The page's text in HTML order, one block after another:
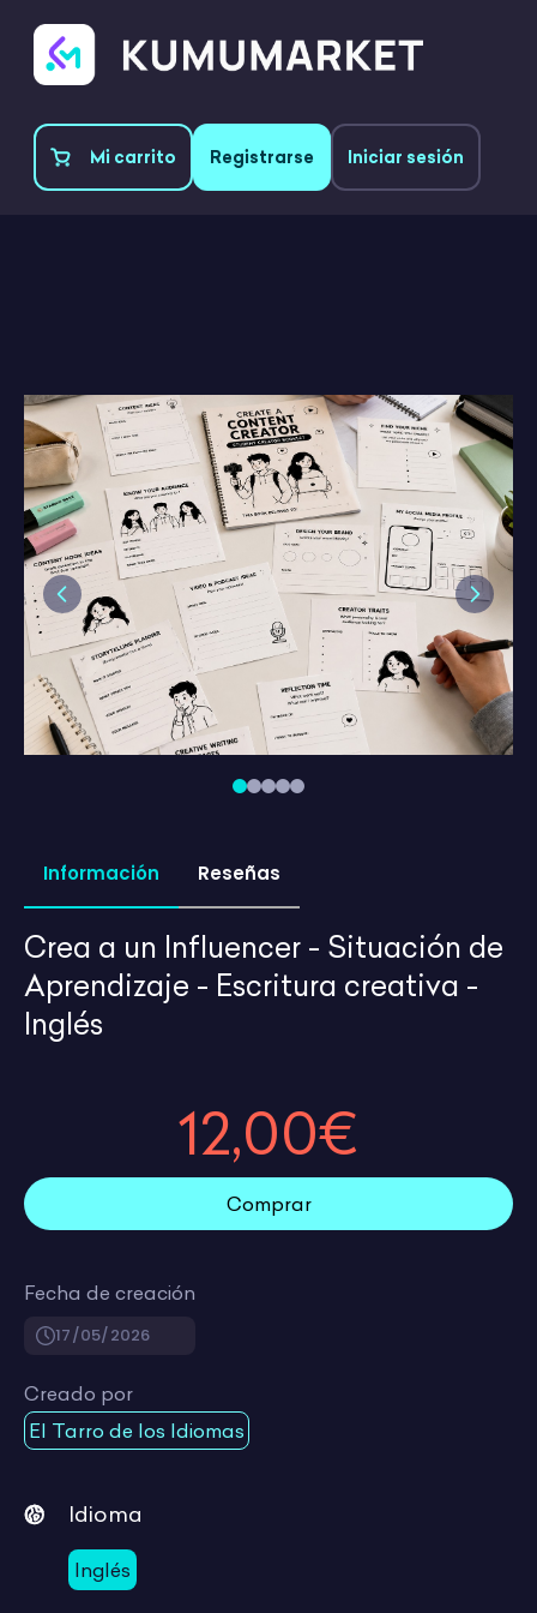
Mi carrito Registrarse Iniciar sesión
Previous Next
Información Reseñas
Crea a un Influencer - Situación de
Aprendizaje - Escritura creativa -
Inglés
Fecha de creación
17/05/2026
Creado por
El Tarro de los Idiomas
Idioma
Inglés
12,00€
Comprar